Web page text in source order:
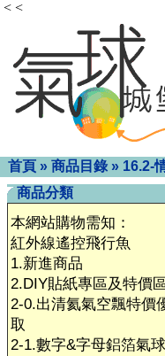
< <
首頁 » 商品目錄 » 16.2-
商品分類
本網站購物需知：
紅外線遙控飛行魚
1.新進商品
2.DIY貼紙專區及特價
2-0.出清氦氣空飄特價
取
2-1.數字&字母鋁箔氣球